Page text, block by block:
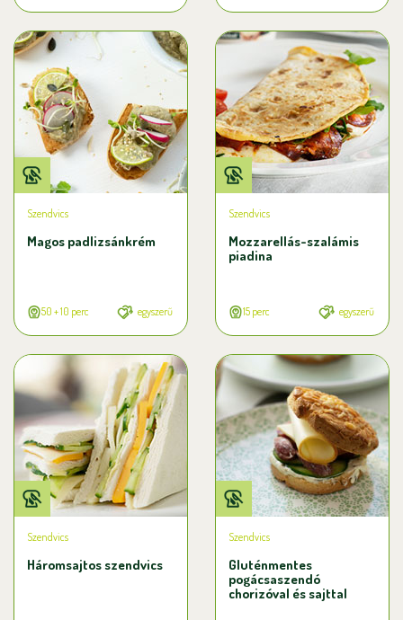
Szendvics
Magos padlizsánkrém
50 + 10 perc egyszerű
Szendvics
Mozzarellás-szalámis
piadina
15 perc egyszerű
Szendvics
Háromsajtos szendvics
Szendvics
Gluténmentes
pogácsaszendó
chorizóval és sajttal